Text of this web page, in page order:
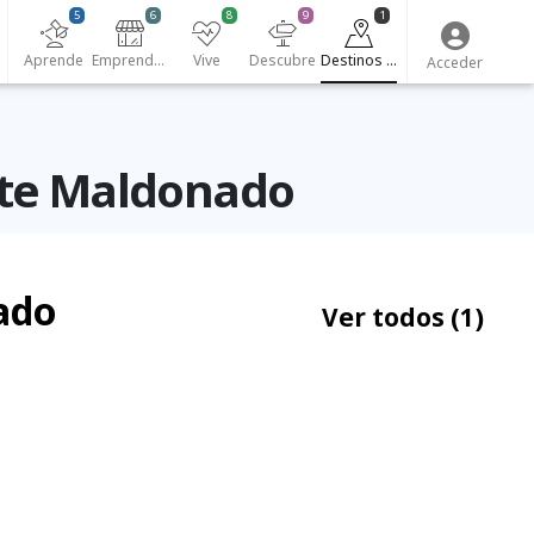
Aprende
5
Emprendedores
6
Vive
8
Descubre
9
Destinos turísticos
1
Acceder
Maldonado
Ver todos (1)